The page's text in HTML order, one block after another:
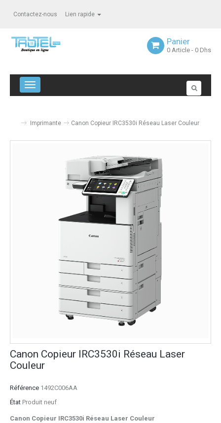
Contactez-nous Lien rapide
Panier
0 Article - 0 Dhs
Navigation bascule
Imprimante Canon Copieur IRC3530i Réseau Laser Couleur
Canon Copieur IRC3530i Réseau Laser
Couleur
Référence 1492C006AA
État Produit neuf
Canon Copieur IRC3530i Réseau Laser Couleur